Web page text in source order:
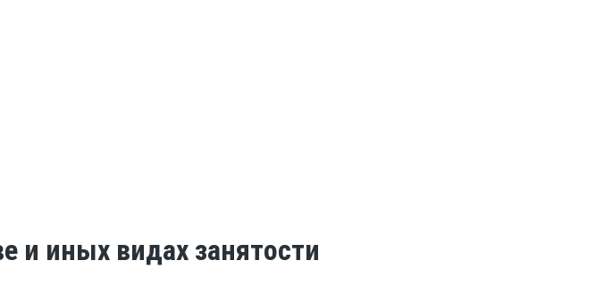
и иных видах занятости